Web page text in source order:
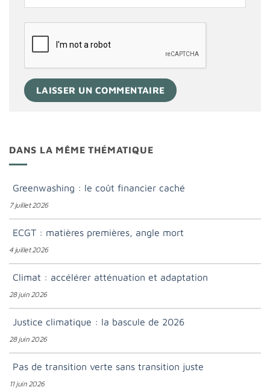
DANS LA MÊME THÉMATIQUE
Greenwashing : le coût financier caché
7 juillet 2026
ECGT : matières premières, angle mort
4 juillet 2026
Climat : accélérer atténuation et adaptation
28 juin 2026
Justice climatique : la bascule de 2026
28 juin 2026
Pas de transition verte sans transition juste
11 juin 2026